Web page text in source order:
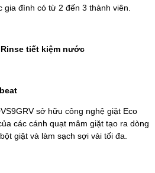
đình có từ 2 đến 3 thành viên.
tiết kiệm nước
sở hữu công nghệ giặt Eco
các cánh quạt mâm giặt tạo ra dòng
giặt và làm sạch sợi vải tối đa.